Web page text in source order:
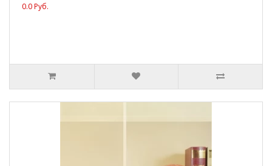
0.0 Руб.